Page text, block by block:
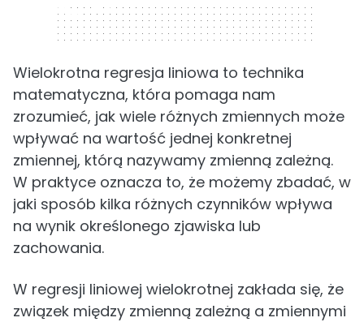
320 x 50
Wielokrotna regresja liniowa to technika
matematyczna, która pomaga nam
zrozumieć, jak wiele różnych zmiennych może
wpływać na wartość jednej konkretnej
zmiennej, którą nazywamy zmienną zależną.
W praktyce oznacza to, że możemy zbadać, w
jaki sposób kilka różnych czynników wpływa
na wynik określonego zjawiska lub
zachowania.
W regresji liniowej wielokrotnej zakłada się, że
związek między zmienną zależną a zmiennymi